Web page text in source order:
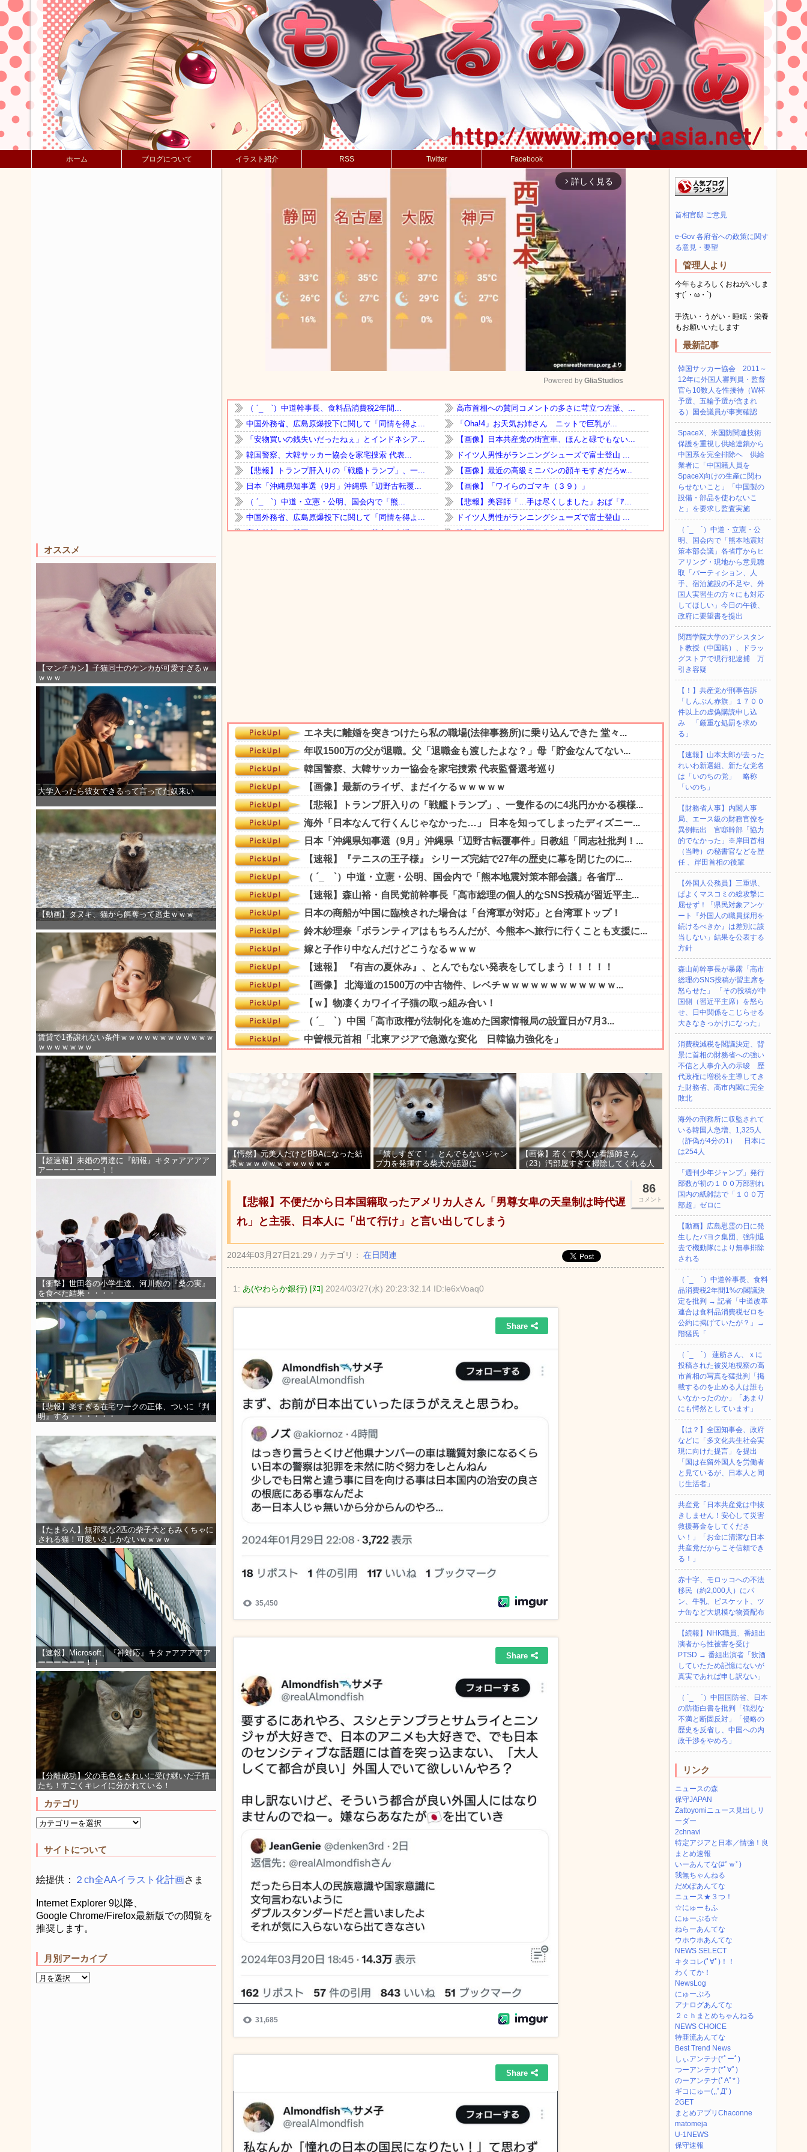
ホーム ブログについて イラスト紹介 RSS Twitter Facebook
オススメ
【マンチカン】子猫同士のケンカが可愛すぎるｗ
ｗｗｗ
大学入ったら彼女できるって言ってた奴来い
【動画】タヌキ、猫から餌奪って逃走ｗｗｗ
賃貸で1番譲れない条件ｗｗｗｗｗｗｗｗｗｗｗｗ
ｗｗｗｗｗｗｗ
【超速報】未婚の男達に『朗報』キタァアアアア
アーーーーーーー！！
【衝撃】世田谷の小学生達、河川敷の『桑の実』
を食べた結果・・・・
【悲報】楽すぎる在宅ワークの正体、ついに『判
明』する・・・・・・
【たまらん】無邪気な2匹の柴子犬ともみくちゃに
される猫！可愛いさしかないｗｗｗｗ
【速報】Microsoft、『神対応』キタァアアアアア
ーーーーーー！！
【分離成功】父の毛色をきれいに受け継いだ子猫
たち！すごくキレイに分かれている！
カテゴリ
サイトについて
絵提供： ２ch全AAイラスト化計画さま
Internet Explorer 9以降、
Google Chrome/Firefox最新版での閲覧を
推奨します。
月別アーカイブ
arrow_forward_ios 詳しく見る
Mute
Powered by GliaStudios
【愕然】元美人だけどBBAになった結
果ｗｗｗｗｗｗｗｗｗｗｗｗ
「嬉しすぎて！」とんでもないジャン
プ力を発揮する柴犬が話題に
【画像】若くて美人な看護師さん
（23）汚部屋すぎて掃除してくれる人
86
コメント
【悲報】不便だから日本国籍取ったアメリカ人さん「男尊女卑の天皇制は時代遅
れ」と主張、日本人に「出て行け」と言い出してしまう
2024年03月27日21:29 / カテゴリ： 在日関連
1: あ(やわらか銀行) [ﾇｺ] 2024/03/27(水) 20:23:32.14 ID:le6xVoaq0
首相官邸 ご意見
e-Gov 各府省への政策に関す
る意見・要望
管理人より
今年もよろしくおねがいしま
す(´・ω・`)
手洗い・うがい・睡眠・栄養
もお願いいたします
最新記事
韓国サッカー協会 2011～
12年に外国人審判員・監督
官ら10数人を性接待（W杯
予選、五輪予選が含まれ
る）国会議員が事実確認
SpaceX、米国防関連技術
保護を重視し供給連鎖から
中国系を完全排除へ 供給
業者に「中国籍人員を
SpaceX向けの生産に関わ
らせないこと」「中国製の
設備・部品を使わないこ
と」を要求し監査実施
（ ´_ゝ`）中道・立憲・公
明、国会内で「熊本地震対
策本部会議」各省庁からヒ
アリング・現地から意見聴
取「パーティション、人
手、宿泊施設の不足や、外
国人実習生の方々にも対応
してほしい」今日の午後、
政府に要望書を提出
関西学院大学のアシスタン
ト教授（中国籍）、ドラッ
グストアで現行犯逮捕 万
引き容疑
【！】共産党が刑事告訴
「しんぶん赤旗」１７００
件以上の虚偽購読申し込
み 「厳重な処罰を求め
る」
【速報】山本太郎が去った
れいわ新選組、新たな党名
は「いのちの党」 略称
「いのち」
【財務省人事】内閣人事
局、エース級の財務官僚を
異例転出 官邸幹部「協力
的でなかった」※岸田首相
（当時）の秘書官などを歴
任 、岸田首相の後輩
【外国人公務員】三重県、
ぱよくマスコミの総攻撃に
屈せず！「県民対象アンケ
ート『外国人の職員採用を
続けるべきか』は差別に該
当しない」結果を公表する
方針
森山前幹事長が暴露「高市
総理のSNS投稿が習主席を
怒らせた」 「その投稿が中
国側（習近平主席）を怒ら
せ、日中関係をこじらせる
大きなきっかけになった」
消費税減税を閣議決定、背
景に首相の財務省への強い
不信と人事介入の示唆 歴
代政権に増税を主導してき
た財務省、高市内閣に完全
敗北
海外の刑務所に収監されて
いる韓国人急増、1,325人
（詐偽が4分の1） 日本に
は254人
「週刊少年ジャンプ」発行
部数が初の１００万部割れ
国内の紙雑誌で「１００万
部超」ゼロに
【動画】広島慰霊の日に発
生したパヨク集団、強制退
去で機動隊により無事排除
される
（ ´_ゝ`）中道幹事長、食料
品消費税2年間1%の閣議決
定を批判 → 記者「中道改革
連合は食料品消費税ゼロを
公約に掲げていたが？」→
階猛氏「
（ ´_ゝ`） 蓮舫さん、ｘに
投稿された被災地視察の高
市首相の写真を猛批判「掲
載するのを止める人は誰も
いなかったのか」「あまり
にも愕然としています」
【は？】全国知事会、政府
などに「多文化共生社会実
現に向けた提言」を提出
「国は在留外国人を労働者
と見ているが、日本人と同
じ生活者」
共産党「日本共産党は中抜
きしません！安心して災害
救援募金をしてくださ
い！」「お金に清潔な日本
共産党だからこそ信頼でき
る！」
赤十字、モロッコへの不法
移民（約2,000人）にパ
ン、牛乳、ビスケット、ツ
ナ缶など大規模な物資配布
【続報】NHK職員、番組出
演者から性被害を受け
PTSD → 番組出演者「飲酒
していたため記憶にないが
真実であれば申し訳ない」
（ ´_ゝ`）中国国防省、日本
の防衛白書を批判「強烈な
不満と断固反対」「侵略の
歴史を反省し、中国への内
政干渉をやめろ」
リンク
ニュースの森
保守JAPAN
Zattoyomiニュース見出しリ
ーダー
2chnavi
特定アジアと日本／情強！良
まとめ速報
いーあんてな(#ﾟｗﾟ)
我無ちゃんねる
だめぽあんてな
ニュース★３つ！
☆にゅーもふ
にゅーぷる☆
ねらーあんてな
ウホウホあんてな
NEWS SELECT
キタコレ(ﾟ∀ﾟ)！！
わくてか！
NewsLog
にゅーぷろ
アナログあんてな
２ｃｈまとめちゃんねる
NEWS CHOICE
特亜流あんてな
Best Trend News
しぃアンテナ(*ﾟーﾟ)
つーアンテナ(*ﾟ∀ﾟ)
のーアンテナ(ﾟAﾟ* )
ギコにゅー(,,ﾟДﾟ)
2GET
まとめアプリChaconne
matomeja
U-1NEWS
保守速報